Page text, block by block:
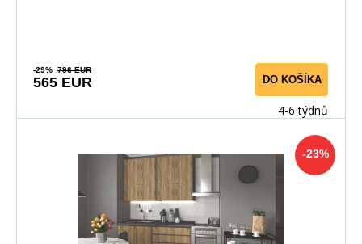
-29% 796 EUR
565 EUR DO KOŠÍKA
4-6 týdnů
-23%